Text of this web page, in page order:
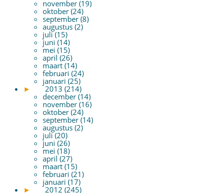
november (19)
oktober (24)
september (8)
augustus (2)
juli (15)
juni (14)
mei (15)
april (26)
maart (14)
februari (24)
januari (25)
►
2013 (214)
december (14)
november (16)
oktober (24)
september (14)
augustus (2)
juli (20)
juni (26)
mei (18)
april (27)
maart (15)
februari (21)
januari (17)
►
2012 (245)